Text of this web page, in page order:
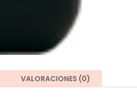
VALORACIONES (0)